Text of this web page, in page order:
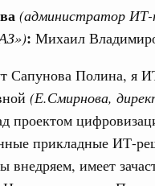
(администратор ИТ-
: Михаил
Сапунова Полина, я
(Е.Смирнова,
проектом
прикладные ИТ-
внедряем, имеет
участие во
с главами
совета
6 августа, четверг
политики
заседание